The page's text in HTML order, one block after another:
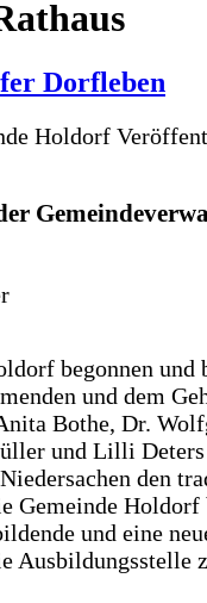
Dorfleben
Holdorf
begonnen und
und dem
Bothe, Dr.
und Lilli
den
Gemeinde Holdorf
und eine
Ausbildungsstelle